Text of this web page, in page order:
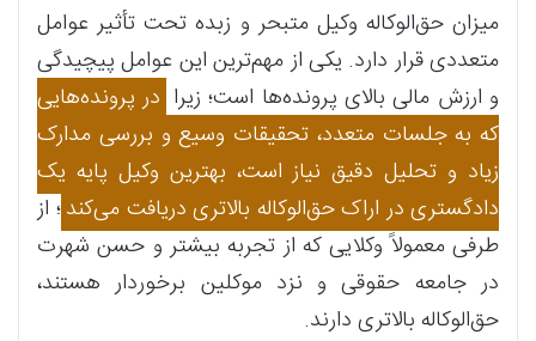
میزان حق‌الوکاله وکیل متبحر و زبده تحت تأثیر عوامل
متعددی قرار دارد. یکی از مهم‌ترین این عوامل پیچیدگی
و ارزش مالی بالای پرونده‌ها است؛ زیرا در پرونده‌هایی
که به جلسات متعدد، تحقیقات وسیع و بررسی مدارک
زیاد و تحلیل دقیق نیاز است، بهترین وکیل پایه یک
دادگستری در اراک حق‌الوکاله بالاتری دریافت می‌کند؛ از
طرفی معمولاً وکلایی که از تجربه بیشتر و حسن شهرت
در جامعه حقوقی و نزد موکلین برخوردار هستند،
حق‌الوکاله بالاتری دارند.